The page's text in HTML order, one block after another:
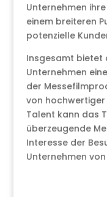
Unternehmen
einem breiteren
potenzielle
Insgesamt bietet
Unternehmen
der
von
Talent kann das
überzeugende
Interesse der
Unternehmen